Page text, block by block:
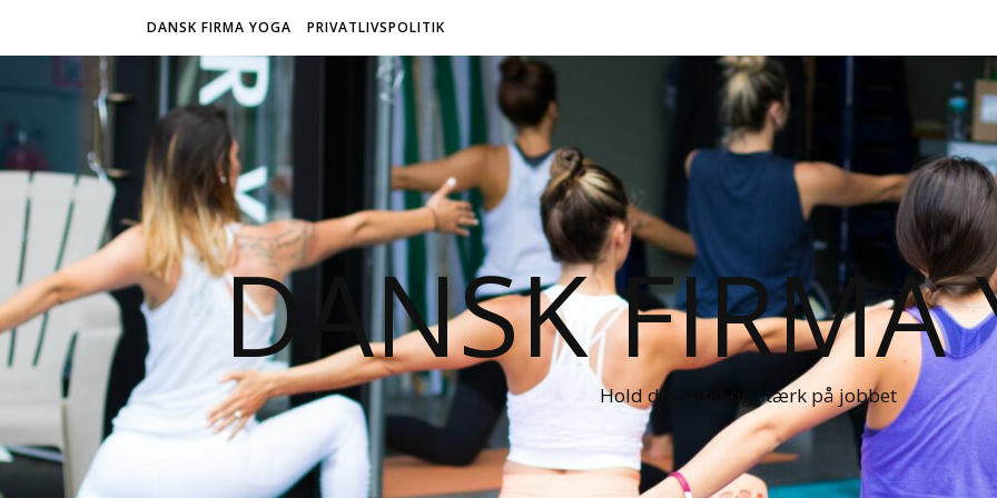
DANSK FIRMA YOGA PRIVATLIVSPOLITIK
DANSK FIRMA
Hold dig sund og stærk på jobbet